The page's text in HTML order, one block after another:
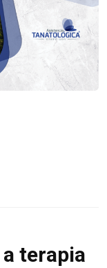
terapia